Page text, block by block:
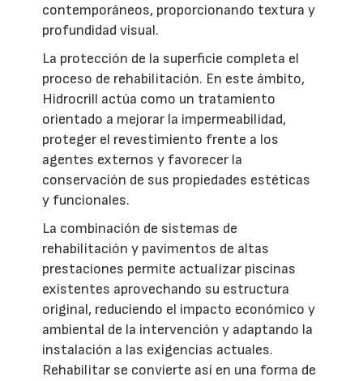
contemporáneos, proporcionando textura y
profundidad visual.
La protección de la superficie completa el
proceso de rehabilitación. En este ámbito,
Hidrocrill actúa como un tratamiento
orientado a mejorar la impermeabilidad,
proteger el revestimiento frente a los
agentes externos y favorecer la
conservación de sus propiedades estéticas
y funcionales.
La combinación de sistemas de
rehabilitación y pavimentos de altas
prestaciones permite actualizar piscinas
existentes aprovechando su estructura
original, reduciendo el impacto económico y
ambiental de la intervención y adaptando la
instalación a las exigencias actuales.
Rehabilitar se convierte así en una forma de